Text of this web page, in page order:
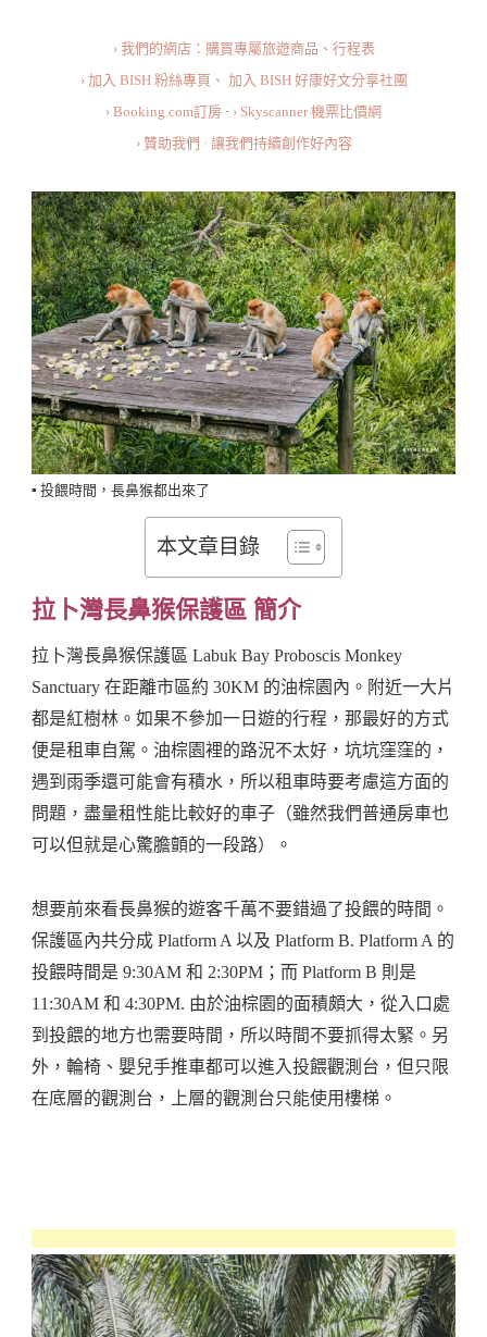
區
Everything
You
Need
Know
About
Labuk
Bay
Proboscis
Monkey
Sanctuary
Before
Visiting
› 我們的網店：購買專屬旅遊商品、行程表
› 加入 BISH 粉絲專頁、 加入 BISH 好康好文分享社團
› Booking.com訂房 · › Skyscanner 機票比價網
› 贊助我們 · 讓我們持續創作好內容
▪️ 投餵時間，長鼻猴都出來了
本文章目錄
拉卜灣長鼻猴保護區 簡介
拉卜灣長鼻猴保護區 Labuk Bay Proboscis Monkey
Sanctuary 在距離市區約 30KM 的油棕園內。附近一大片
都是紅樹林。如果不參加一日遊的行程，那最好的方式
便是租車自駕。油棕園裡的路況不太好，坑坑窪窪的，
遇到雨季還可能會有積水，所以租車時要考慮這方面的
問題，盡量租性能比較好的車子（雖然我們普通房車也
可以但就是心驚膽顫的一段路）。
想要前來看長鼻猴的遊客千萬不要錯過了投餵的時間。
保護區內共分成 Platform A 以及 Platform B. Platform A 的
投餵時間是 9:30AM 和 2:30PM；而 Platform B 則是
11:30AM 和 4:30PM. 由於油棕園的面積頗大，從入口處
到投餵的地方也需要時間，所以時間不要抓得太緊。另
外，輪椅、嬰兒手推車都可以進入投餵觀測台，但只限
在底層的觀測台，上層的觀測台只能使用樓梯。